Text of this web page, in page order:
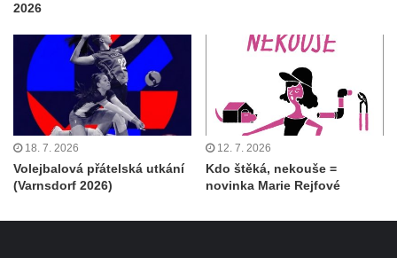
2026
18. 7. 2026
Volejbalová přátelská utkání
(Varnsdorf 2026)
12. 7. 2026
Kdo štěká, nekouše =
novinka Marie Rejfové